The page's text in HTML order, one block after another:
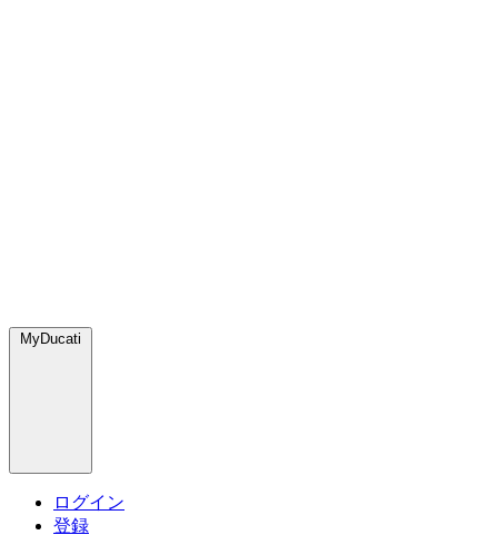
MyDucati
ログイン
登録